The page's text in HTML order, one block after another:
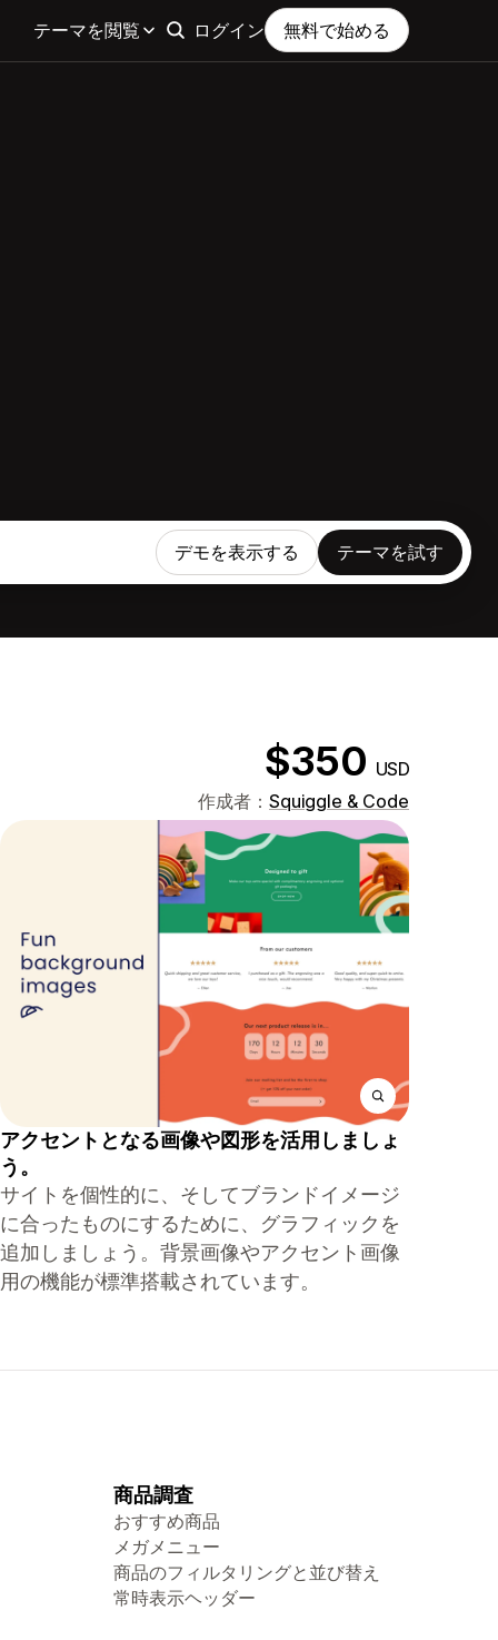
テーマを閲覧 ログイン 無料で始める
デモを表示する テーマを試す
$350 USD
作成者： Squiggle & Code
アクセントとなる画像や図形を活用しましょ
う。
サイトを個性的に、そしてブランドイメージ
に合ったものにするために、グラフィックを
追加しましょう。背景画像やアクセント画像
用の機能が標準搭載されています。
商品調査
おすすめ商品
メガメニュー
商品のフィルタリングと並び替え
常時表示ヘッダー